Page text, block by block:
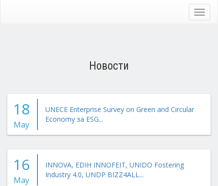
Новости
18
May
UNECE Enterprise Survey on Green and Circular
Economy за ESG...
16
May
INNOVA, EDIH INNOFEIT, UNIDO Fostering
Industry 4.0, UNDP BIZZ4ALL...